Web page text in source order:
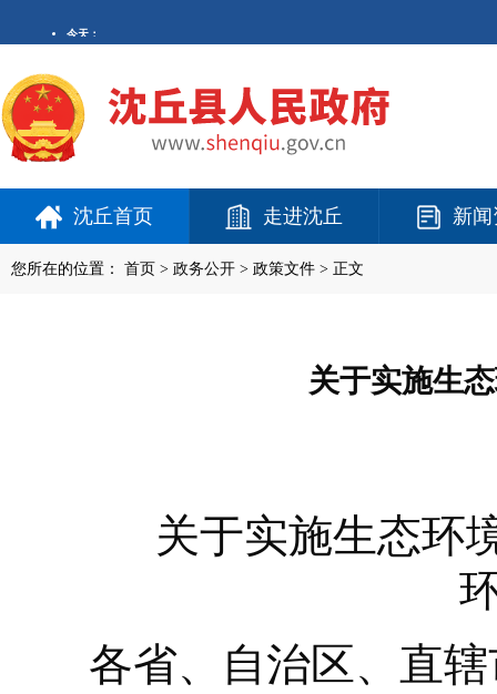
沈丘首页 走进沈丘 新
您所在的位置： 首页 > 政务公开 > 政策文件 > 正文
关于实施生
关于实施生态环
各省、自治区、直